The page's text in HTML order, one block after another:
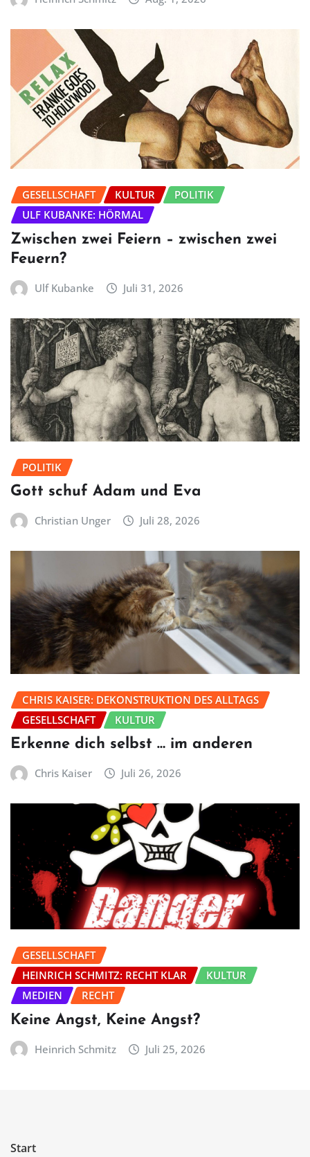
GESELLSCHAFT KULTUR
POLITIK
ULF KUBANKE: HÖRMAL
Zwischen zwei Feiern – zwischen zwei
Feuern?
Ulf Kubanke Juli 31, 2026
POLITIK
Gott schuf Adam und Eva
Christian Unger Juli 28, 2026
CHRIS KAISER: DEKONSTRUKTION DES ALLTAGS
GESELLSCHAFT
KULTUR
Erkenne dich selbst … im anderen
Chris Kaiser Juli 26, 2026
GESELLSCHAFT
HEINRICH SCHMITZ: RECHT KLAR
KULTUR
MEDIEN
RECHT
Keine Angst, Keine Angst?
Heinrich Schmitz Juli 25, 2026
Start